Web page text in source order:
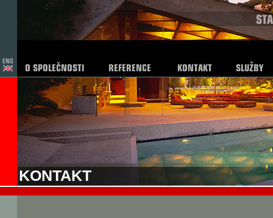
KONTAKT